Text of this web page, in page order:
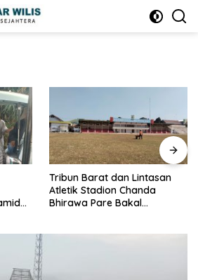
Tribun Barat dan Lintasan
Atletik Stadion Chanda
Bhirawa Pare Bakal